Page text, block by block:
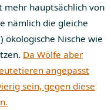
mehr hauptsächlich von
nämlich die gleiche
ökologische Nische wie
Da Wölfe aber
angepasst
sein, gegen diese